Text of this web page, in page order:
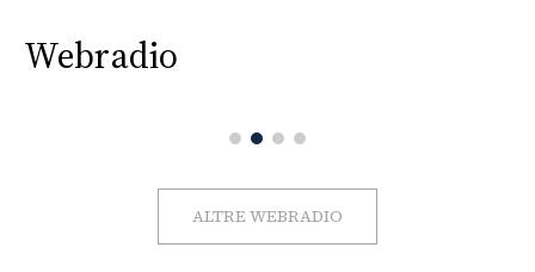
Webradio
ALTRE WEBRADIO